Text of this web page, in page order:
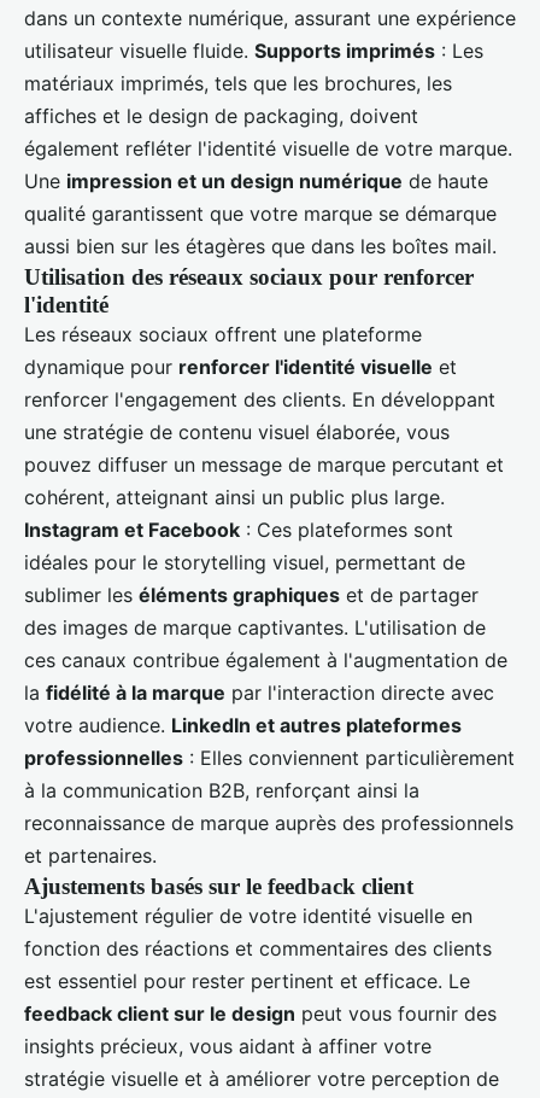
dans un contexte numérique, assurant une expérience
utilisateur visuelle fluide. Supports imprimés : Les
matériaux imprimés, tels que les brochures, les
affiches et le design de packaging, doivent
également refléter l'identité visuelle de votre marque.
Une impression et un design numérique de haute
qualité garantissent que votre marque se démarque
aussi bien sur les étagères que dans les boîtes mail.
Utilisation des réseaux sociaux pour renforcer
l'identité
Les réseaux sociaux offrent une plateforme
dynamique pour renforcer l'identité visuelle et
renforcer l'engagement des clients. En développant
une stratégie de contenu visuel élaborée, vous
pouvez diffuser un message de marque percutant et
cohérent, atteignant ainsi un public plus large.
Instagram et Facebook : Ces plateformes sont
idéales pour le storytelling visuel, permettant de
sublimer les éléments graphiques et de partager
des images de marque captivantes. L'utilisation de
ces canaux contribue également à l'augmentation de
la fidélité à la marque par l'interaction directe avec
votre audience. LinkedIn et autres plateformes
professionnelles : Elles conviennent particulièrement
à la communication B2B, renforçant ainsi la
reconnaissance de marque auprès des professionnels
et partenaires.
Ajustements basés sur le feedback client
L'ajustement régulier de votre identité visuelle en
fonction des réactions et commentaires des clients
est essentiel pour rester pertinent et efficace. Le
feedback client sur le design peut vous fournir des
insights précieux, vous aidant à affiner votre
stratégie visuelle et à améliorer votre perception de